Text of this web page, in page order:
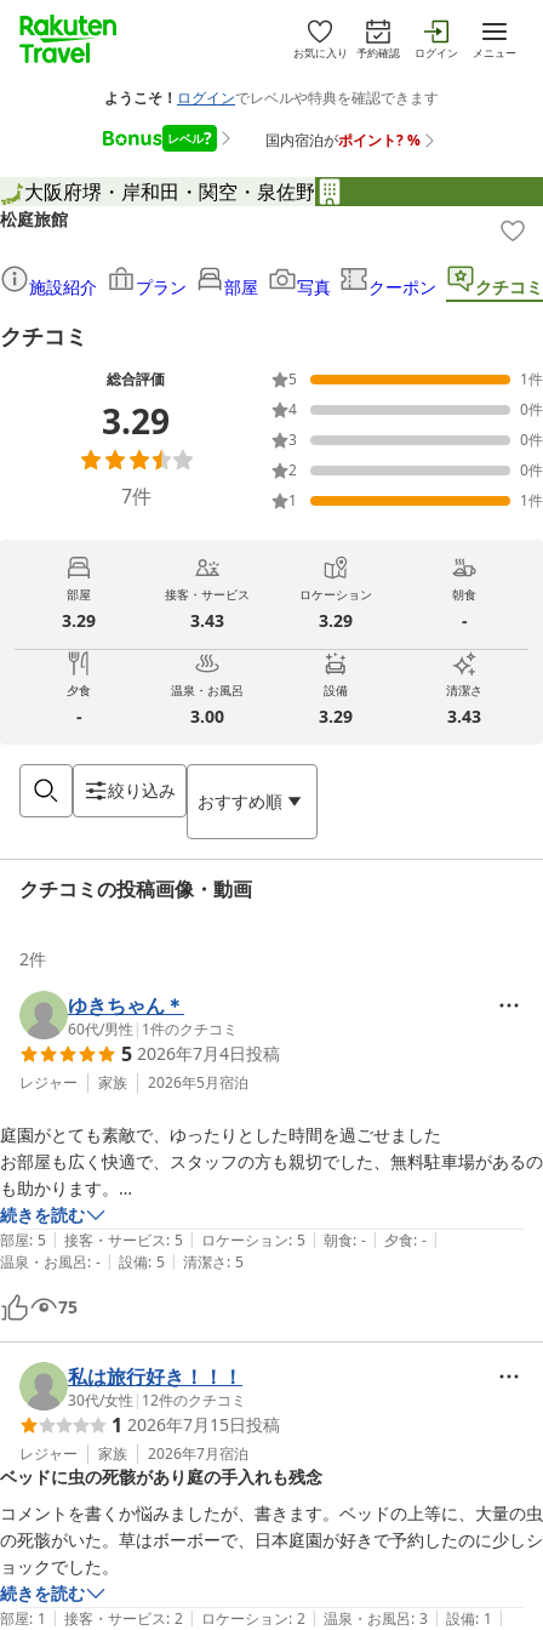
お気に入り 予約確認 ログイン メニュー
大阪府堺・岸和田・関空・泉佐野
松庭旅館
施設紹介 プラン 部屋 写真 クーポン クチコミ
クチコミ
総合評価
3.29
7件
5 1件
4
0件
3
0件
2
0件
1
1件
部屋
3.29
接客・サービス
3.43
ロケーション
3.29
朝食
-
夕食
-
温泉・お風呂
3.00
設備
3.29
清潔さ
3.43
絞り込み おすすめ順
クチコミの投稿画像・動画
2件
ゆきちゃん＊
60代/男性 | 1件のクチコミ
5 2026年7月4日投稿
レジャー 家族 2026年5月宿泊
庭園がとても素敵で、ゆったりとした時間を過ごせました
お部屋も広く快適で、スタッフの方も親切でした、無料駐車場があるの
も助かります。
この価格でこの内容はコストパフォーマンスが高いと思います、また近
くに来る際は利用したいです
続きを読む
部屋: 5 | 接客・サービス: 5 | ロケーション: 5 | 朝食: - | 夕食: - |
温泉・お風呂: - | 設備: 5 | 清潔さ: 5
75
私は旅行好き！！！
30代/女性 | 12件のクチコミ
1 2026年7月15日投稿
レジャー 家族 2026年7月宿泊
ベッドに虫の死骸があり庭の手入れも残念
コメントを書くか悩みましたが、書きます。ベッドの上等に、大量の虫
の死骸がいた。草はボーボーで、日本庭園が好きで予約したのに少しシ
ョックでした。
続きを読む
部屋: 1 | 接客・サービス: 2 | ロケーション: 2 | 温泉・お風呂: 3 | 設備: 1 |